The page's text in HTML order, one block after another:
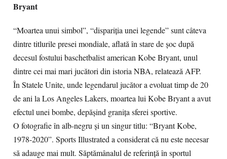
Bryant
“Moartea unui simbol”, “dispariţia unei legende” sunt câteva
dintre titlurile presei mondiale, aflată în stare de şoc după
decesul fostului baschetbalist american Kobe Bryant, unul
dintre cei mai mari jucători din istoria NBA, relatează AFP.
În Statele Unite, unde legendarul jucător a evoluat timp de 20
de ani la Los Angeles Lakers, moartea lui Kobe Bryant a avut
efectul unei bombe, depăşind graniţa sferei sportive.
O fotografie în alb-negru şi un singur titlu: “Bryant Kobe,
1978-2020”. Sports Illustrated a considerat că nu este necesar
să adauge mai mult. Săptămânalul de referinţă în sportul